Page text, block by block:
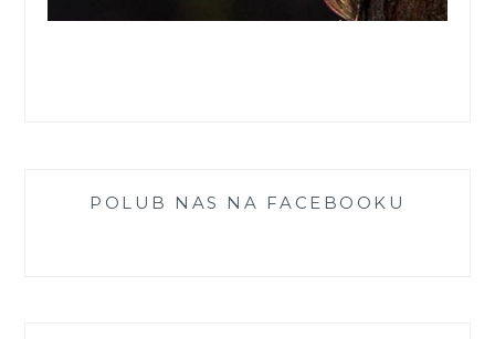
POLUB NAS NA FACEBOOKU